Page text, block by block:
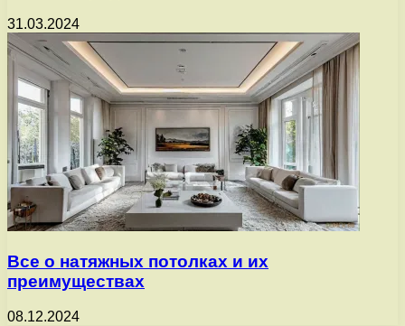
31.03.2024
Все о натяжных потолках и их
преимуществах
08.12.2024